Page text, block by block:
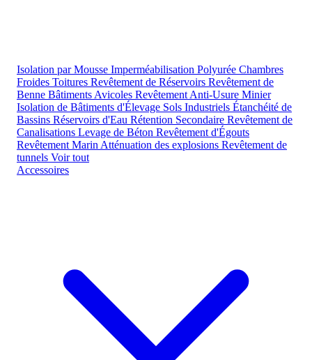
Isolation par Mousse Imperméabilisation Polyurée Chambres
Froides Toitures Revêtement de Réservoirs Revêtement de
Benne Bâtiments Avicoles Revêtement Anti-Usure Minier
Isolation de Bâtiments d'Élevage Sols Industriels Étanchéité de
Bassins Réservoirs d'Eau Rétention Secondaire Revêtement de
Canalisations Levage de Béton Revêtement d'Égouts
Revêtement Marin Atténuation des explosions Revêtement de
tunnels Voir tout
Accessoires